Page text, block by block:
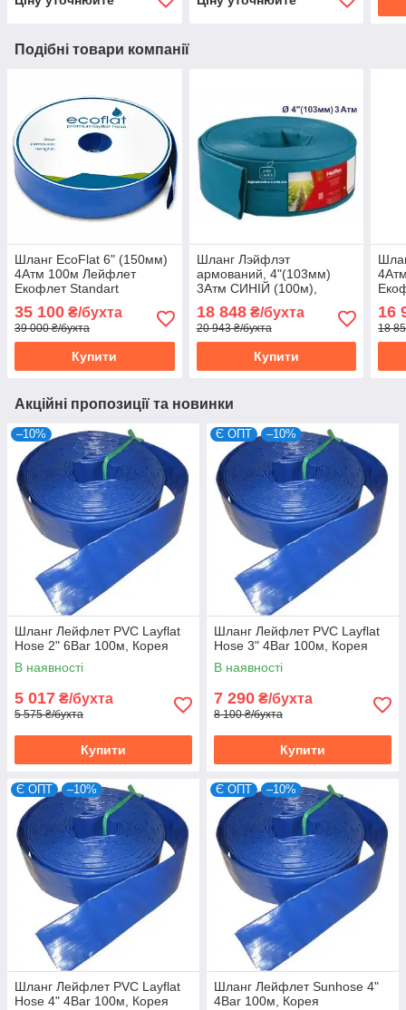
Подібні товари компанії
Шланг EcoFlat 6" (150мм)
4Атм 100м Лейфлет
Екофлет Standart
35 100 ₴/бухта
39 000 ₴/бухта
Купити
Шланг Лэйфлэт
армований, 4"(103мм)
3Атм СИНІЙ (100м),
Португалія
18 848₴/бухта
20 943 ₴/бухта
Купити
16
18
Акційні пропозиції та новинки
–10%
Шланг Лейфлет PVC Layflat
Hose 2" 6Bar 100м, Корея
В наявності
5 017 ₴/бухта
5 575 ₴/бухта
Купити
Є ОПТ –10%
Шланг Лейфлет PVC Layflat
Hose 3" 4Bar 100м, Корея
В наявності
7 290 ₴/бухта
8 100 ₴/бухта
Купити
Є ОПТ –10%
Шланг Лейфлет PVC Layflat
Hose 4" 4Bar 100м, Корея
Є ОПТ –10%
Шланг Лейфлет Sunhose 4"
4Bar 100м, Корея